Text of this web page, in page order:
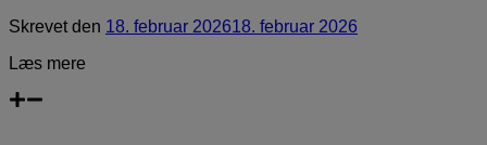
Skrevetden 18. februar 202618. februar 2026
Læs mere